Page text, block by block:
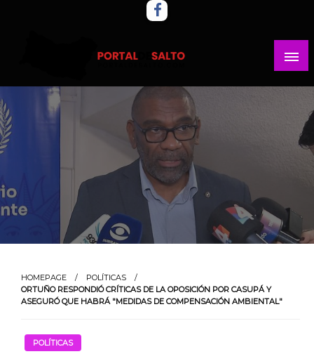
Portal del Salto
Noticias del norte del país.
HOMEPAGE
POLÍTICAS
ORTUÑO RESPONDIÓ CRÍTICAS DE LA OPOSICIÓN POR CASUPÁ Y
ASEGURÓ QUE HABRÁ "MEDIDAS DE COMPENSACIÓN AMBIENTAL"
POLÍTICAS